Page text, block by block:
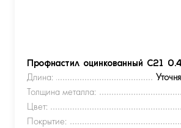
Профнастил оцинкованный С21
Длина:
Толщина металла:
Цвет:
Покрытие: